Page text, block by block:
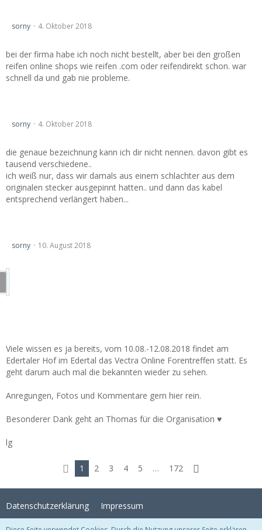
sorny 4. Oktober 2018
bei der firma habe ich noch nicht bestellt, aber bei den großen
reifen online shops wie reifen .com oder reifendirekt schon. war
schnell da und gab nie probleme.
sorny 4. Oktober 2018
die genaue bezeichnung kann ich dir nicht nennen. davon gibt es
tausend verschiedene..
ich weiß nur, dass wir damals aus einem schlachter aus dem
originalen stecker ausgepinnt hatten.. und dann das kabel
entsprechend verlängert haben...
sorny 10. August 2018
Viele wissen es ja bereits, vom 10.08.-12.08.2018 findet am
Edertaler Hof im Edertal das Vectra Online Forentreffen statt. Es
geht darum auch mal die bekannten wieder zu sehen.
Anregungen, Fotos und Kommentare gern hier rein.
Besonderer Dank geht an Thomas für die Organisation ♥
lg
1 2 3 4 5 … 172
Datenschutzerklärung Impressum